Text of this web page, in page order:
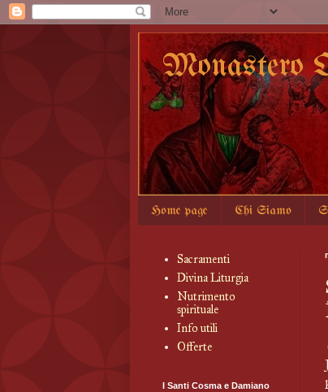
Monastero
Home page Chi Siamo
Sacramenti
Divina Liturgia
Nutrimento
spirituale
Info utili
Offerte
I Santi Cosma e Damiano